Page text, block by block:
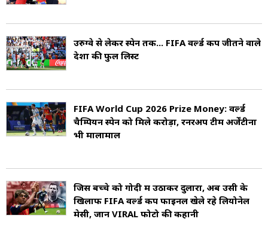
उरुग्वे से लेकर स्पेन तक... FIFA वर्ल्ड कप जीतने वाले
देशों की फुल लिस्ट
FIFA World Cup 2026 Prize Money: वर्ल्ड
चैम्पियन स्पेन को मिले करोड़ों, रनरअप टीम अर्जेंटीना
भी मालामाल
जिस बच्चे को गोदी में उठाकर दुलारा, अब उसी के
खिलाफ FIFA वर्ल्ड कप फाइनल खेले रहे ल‍ियोनेल
मेसी, जानें VIRAL फोटो की कहानी